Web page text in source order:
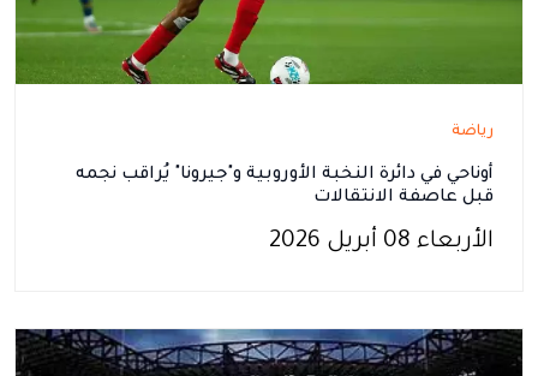
رياضة
أوناحي في دائرة النخبة الأوروبية و"جيرونا" يُراقب نجمه
قبل عاصفة الانتقالات
الأربعاء 08 أبريل 2026